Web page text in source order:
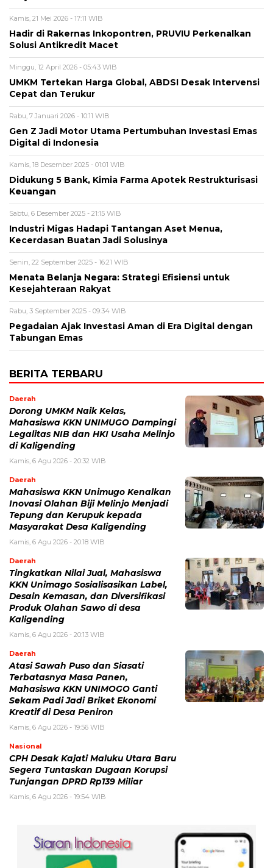
Kamis, 21 Mei 2026 - 17:11 WIB
Hadir di Rakernas Inkopontren, PRUVIU Perkenalkan
Solusi Antikredit Macet
Minggu, 12 April 2026 - 05:43 WIB
UMKM Tertekan Harga Global, ABDSI Desak Intervensi
Cepat dan Terukur
Rabu, 7 Januari 2026 - 10:11 WIB
Gen Z Jadi Motor Utama Pertumbuhan Investasi Emas
Digital di Indonesia
Kamis, 18 Desember 2025 - 01:01 WIB
Didukung 5 Bank, Kimia Farma Apotek Restrukturisasi
Keuangan
Sabtu, 6 Desember 2025 - 21:15 WIB
Industri Migas Hadapi Tantangan Aset Menua,
Kecerdasan Buatan Jadi Solusinya
Senin, 22 September 2025 - 16:21 WIB
Menata Belanja Negara: Strategi Efisiensi untuk
Kesejahteraan Rakyat
Rabu, 3 September 2025 - 09:34 WIB
Pegadaian Ajak Investasi Aman di Era Digital dengan
Tabungan Emas
BERITA TERBARU
Daerah
Dorong UMKM Naik Kelas,
Mahasiswa KKN UNIMUGO Dampingi
Legalitas NIB dan HKI Usaha Melinjo
di Kaligending
Kamis, 6 Agu 2026 - 20:32 WIB
Daerah
Mahasiswa KKN Unimugo Kenalkan
Inovasi Olahan Biji Melinjo Menjadi
Tepung dan Kerupuk kepada
Masyarakat Desa Kaligending
Kamis, 6 Agu 2026 - 20:18 WIB
Daerah
Tingkatkan Nilai Jual, Mahasiswa
KKN Unimago Sosialisasikan Label,
Desain Kemasan, dan Diversifikasi
Produk Olahan Sawo di desa
Kaligending
Kamis, 6 Agu 2026 - 20:13 WIB
Daerah
Atasi Sawah Puso dan Siasati
Terbatasnya Masa Panen,
Mahasiswa KKN UNIMOGO Ganti
Sekam Padi Jadi Briket Ekonomi
Kreatif di Desa Peniron
Kamis, 6 Agu 2026 - 19:56 WIB
Nasional
CPH Desak Kajati Maluku Utara Baru
Segera Tuntaskan Dugaan Korupsi
Tunjangan DPRD Rp139 Miliar
Kamis, 6 Agu 2026 - 19:54 WIB